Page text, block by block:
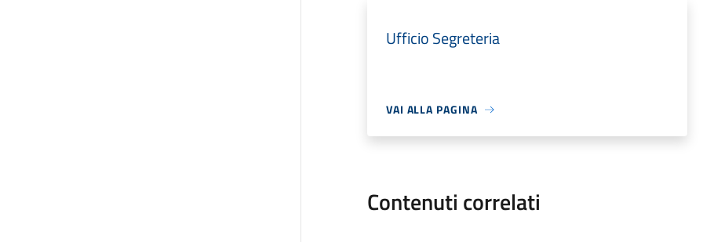
Ufficio Segreteria
VAI ALLA PAGINA
Contenuti correlati